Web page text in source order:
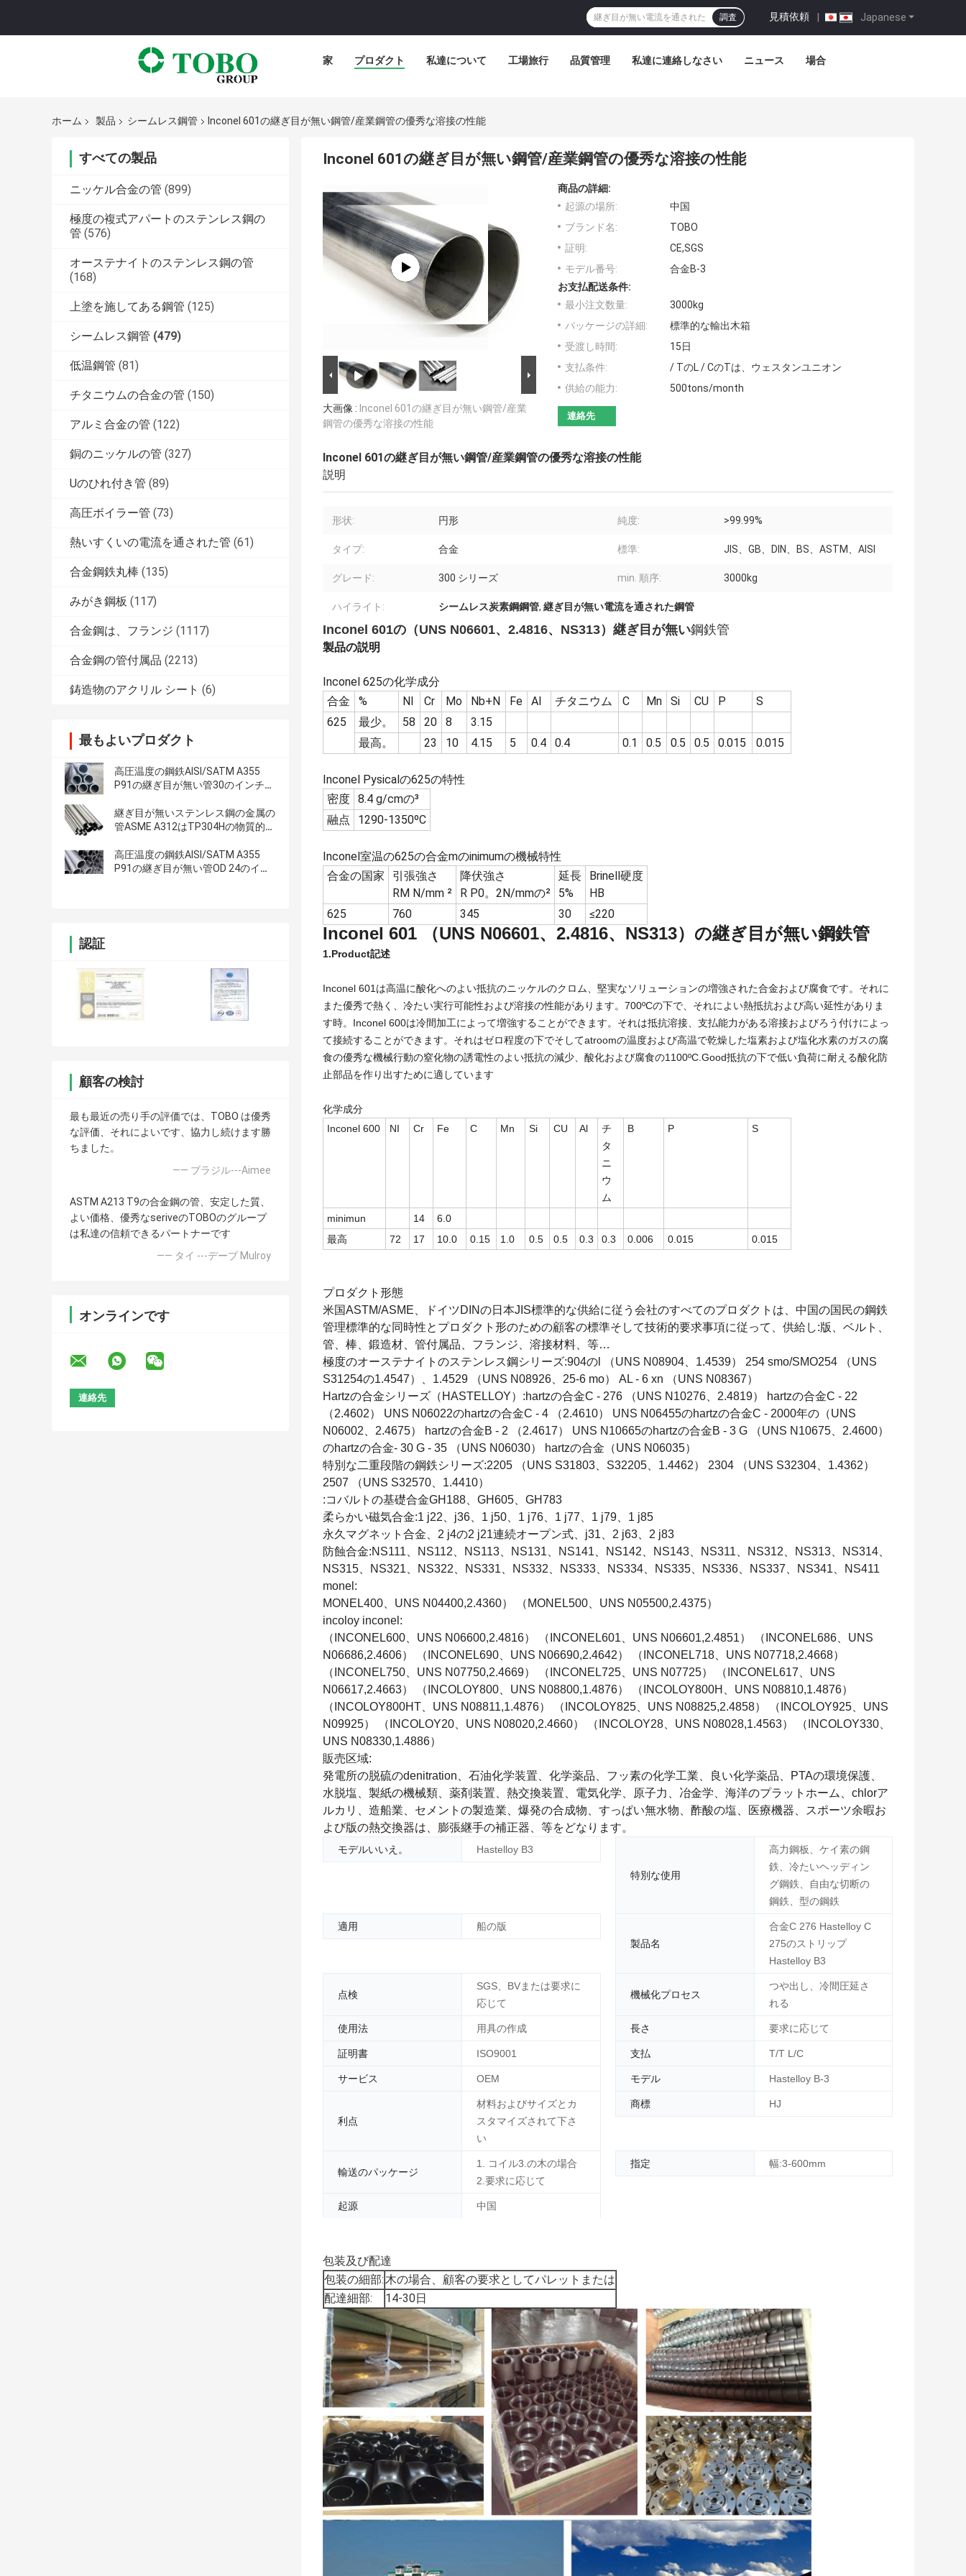
Japanese
見積依頼 |
調査
家 プロダクト 私達について 工場旅行 品質管理 私達に連絡しなさい ニュース 場合
ホーム 製品 シームレス鋼管 Inconel 601の継ぎ目が無い鋼管/産業鋼管の優秀な溶接の性能
すべての製品
ニッケル合金の管 (899)
極度の複式アパートのステンレス鋼の
管 (576)
オーステナイトのステンレス鋼の管
(168)
上塗を施してある鋼管 (125)
シームレス鋼管 (479)
低温鋼管 (81)
チタニウムの合金の管 (150)
アルミ合金の管 (122)
銅のニッケルの管 (327)
Uのひれ付き管 (89)
高圧ボイラー管 (73)
熱いすくいの電流を通された管 (61)
合金鋼鉄丸棒 (135)
みがき鋼板 (117)
合金鋼は、フランジ (1117)
合金鋼の管付属品 (2213)
鋳造物のアクリル シート (6)
最もよいプロダクト
高圧温度の鋼鉄AISI/SATM A355
P91の継ぎ目が無い管30のインチ
継ぎ目が無いステンレス鋼の金属の
管ASME A312はTP304Hの物質的な
高圧温度の鋼鉄AISI/SATM A355
P91の継ぎ目が無い管OD 24のイン
認証
顧客の検討
最も最近の売り手の評価では、TOBO は優秀
な評価、それによいです、協力し続けます勝
ちました。
—— ブラジル---Aimee
ASTM A213 T9の合金鋼の管、安定した質、
よい価格、優秀なseriveのTOBOのグループ
は私達の信頼できるパートナーです
—— タイ ---デーブ Mulroy
オンラインです
Inconel 601の継ぎ目が無い鋼管/産業鋼管の優秀な溶接の性能
大画像 : Inconel 601の継ぎ目が無い鋼管/産業
鋼管の優秀な溶接の性能
商品の詳細:
起源の場所:
中国
ブランド名:
TOBO
証明:
CE,SGS
モデル番号:
合金B-3
お支払配送条件:
最小注文数量:
3000kg
パッケージの詳細:
標準的な輸出木箱
受渡し時間:
15日
支払条件:
/ TのL / CのTは、ウェスタンユニオン
供給の能力:
500tons/month
連絡先
Inconel 601の継ぎ目が無い鋼管/産業鋼管の優秀な溶接の性能
説明
形状: 円形 純度: >99.99%
タイプ: 合金 標準: JIS、GB、DIN、BS、ASTM、AISI
グレード: 300 シリーズ min. 順序: 3000kg
ハイライト: シームレス炭素鋼鋼管, 継ぎ目が無い電流を通された鋼管
Inconel 601の（UNS N06601、2.4816、NS313）継ぎ目が無い鋼鉄管
製品の説明
Inconel 625の化学成分
合金
% NI Cr Mo Nb+N Fe Al チタニウム C Mn Si CU P
S
625
最少。 58 20 8
3.15
最高。
23 10 4.15 5 0.4 0.4 0.1 0.5 0.5 0.5 0.015 0.015
Inconel Pysicalの625の特性
密度 8.4 g/cmの³
融点
1290-1350ºC
Inconel室温の625の合金mのinimumの機械特性
合金の国家
引張強さ
RM N/mm ²
降伏強さ
R P0。2N/mmの²
延長
5%
Brinell硬度
HB
625
760 345 30 ≤220
Inconel 601 （UNS N06601、2.4816、NS313）の継ぎ目が無い鋼鉄管
1.Product記述
Inconel 601は高温に酸化へのよい抵抗のニッケルのクロム、堅実なソリューションの増強された合金および腐食です。それに
また優秀で熱く、冷たい実行可能性および溶接の性能があります。700ºCの下で、それによい熱抵抗および高い延性がありま
す時。Inconel 600は冷間加工によって増強することができます。それは抵抗溶接、支払能力がある溶接およびろう付けによっ
て接続することができます。それはゼロ程度の下でそしてatroomの温度および高温で乾燥した塩素および塩化水素のガスの腐
食の優秀な機械行動の窒化物の誘電性のよい抵抗の減少、酸化および腐食の1100ºC.Good抵抗の下で低い負荷に耐える酸化防
止部品を作り出すために適しています
化学成分
Inconel 600
NI Cr Fe C Mn Si CU Al
チ
タ
ニ
ウ
ム
B P S
minimun 14
6.0
最高
72 17 10.0 0.15 1.0 0.5 0.5 0.3 0.3 0.006 0.015 0.015
プロダクト形態
米国ASTM/ASME、ドイツDINの日本JIS標準的な供給に従う会社のすべてのプロダクトは、中国の国民の鋼鉄
管理標準的な同時性とプロダクト形のための顧客の標準そして技術的要求事項に従って、供給し:版、ベルト、
管、棒、鍛造材、管付属品、フランジ、溶接材料、等…
極度のオーステナイトのステンレス鋼シリーズ:904のl （UNS N08904、1.4539） 254 smo/SMO254 （UNS
S31254の1.4547）、1.4529 （UNS N08926、25-6 mo） AL - 6 xn （UNS N08367）
Hartzの合金シリーズ（HASTELLOY）:hartzの合金C - 276 （UNS N10276、2.4819） hartzの合金C - 22
（2.4602） UNS N06022のhartzの合金C - 4 （2.4610） UNS N06455のhartzの合金C - 2000年の（UNS
N06002、2.4675） hartzの合金B - 2 （2.4617） UNS N10665のhartzの合金B - 3 G （UNS N10675、2.4600）
のhartzの合金- 30 G - 35 （UNS N06030） hartzの合金（UNS N06035）
特別な二重段階の鋼鉄シリーズ:2205 （UNS S31803、S32205、1.4462） 2304 （UNS S32304、1.4362）
2507 （UNS S32570、1.4410）
:コバルトの基礎合金GH188、GH605、GH783
柔らかい磁気合金:1 j22、j36、1 j50、1 j76、1 j77、1 j79、1 j85
永久マグネット合金、2 j4の2 j21連続オープン式、j31、2 j63、2 j83
防蝕合金:NS111、NS112、NS113、NS131、NS141、NS142、NS143、NS311、NS312、NS313、NS314、
NS315、NS321、NS322、NS331、NS332、NS333、NS334、NS335、NS336、NS337、NS341、NS411
monel:
MONEL400、UNS N04400,2.4360） （MONEL500、UNS N05500,2.4375）
incoloy inconel:
（INCONEL600、UNS N06600,2.4816） （INCONEL601、UNS N06601,2.4851） （INCONEL686、UNS
N06686,2.4606） （INCONEL690、UNS N06690,2.4642） （INCONEL718、UNS N07718,2.4668）
（INCONEL750、UNS N07750,2.4669） （INCONEL725、UNS N07725） （INCONEL617、UNS
N06617,2.4663） （INCOLOY800、UNS N08800,1.4876） （INCOLOY800H、UNS N08810,1.4876）
（INCOLOY800HT、UNS N08811,1.4876） （INCOLOY825、UNS N08825,2.4858） （INCOLOY925、UNS
N09925） （INCOLOY20、UNS N08020,2.4660） （INCOLOY28、UNS N08028,1.4563） （INCOLOY330、
UNS N08330,1.4886）
販売区域:
発電所の脱硫のdenitration、石油化学装置、化学薬品、フッ素の化学工業、良い化学薬品、PTAの環境保護、
水脱塩、製紙の機械類、薬剤装置、熱交換装置、電気化学、原子力、冶金学、海洋のプラットホーム、chlorア
ルカリ、造船業、セメントの製造業、爆発の合成物、すっぱい無水物、酢酸の塩、医療機器、スポーツ余暇お
よび版の熱交換器は、膨張継手の補正器、等をどなります。
モデルいいえ。 Hastelloy B3
特別な使用
高力鋼板、ケイ素の鋼
鉄、冷たいヘッディン
グ鋼鉄、自由な切断の
鋼鉄、型の鋼鉄
適用
船の版
製品名
合金C 276 Hastelloy C
275のストリップ
Hastelloy B3
点検
SGS、BVまたは要求に
応じて
機械化プロセス
つや出し、冷間圧延さ
れる
使用法 用具の作成 長さ 要求に応じて
証明書 ISO9001 支払 T/T L/C
サービス OEM モデル Hastelloy B-3
利点
材料およびサイズとカ
スタマイズされて下さ
い
商標 HJ
輸送のパッケージ
1. コイル3.の木の場合
2.要求に応じて
指定 幅:3-600mm
起源 中国
包装及び配達
包装の細部:木の場合、顧客の要求としてパレットまたは
配達細部:
14-30日